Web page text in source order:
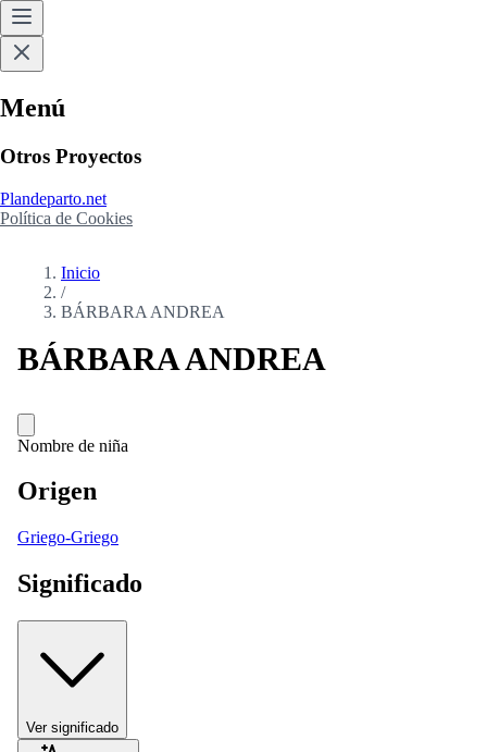
Menú
Otros Proyectos
Plandeparto.net
Política de Cookies
Inicio
/
BÁRBARA ANDREA
BÁRBARA ANDREA
Nombre de niña
Origen
Griego-Griego
Significado
Ver significado